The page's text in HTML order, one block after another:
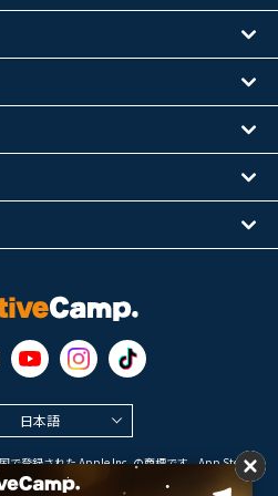
日本語
で登録された Apple Inc. の商標です。App Store は
サービスマークです。